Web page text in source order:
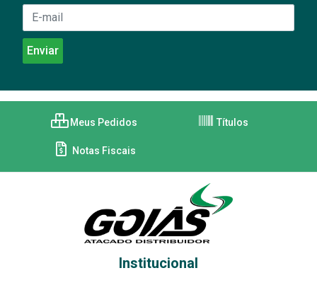
Meus Pedidos Títulos
Notas Fiscais
Institucional